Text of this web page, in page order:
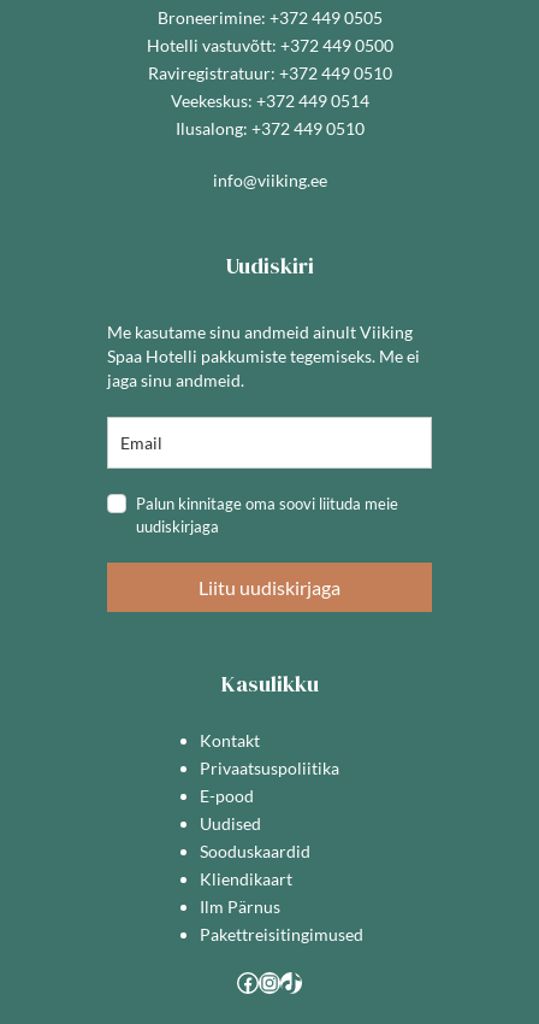
Broneerimine: +372 449 0505
Hotelli vastuvõtt: +372 449 0500
Raviregistratuur: +372 449 0510
Veekeskus: +372 449 0514
Ilusalong: +372 449 0510
info@viiking.ee
Uudiskiri
Me kasutame sinu andmeid ainult Viiking
Spaa Hotelli pakkumiste tegemiseks. Me ei
jaga sinu andmeid.
Palun kinnitage oma soovi liituda meie
uudiskirjaga
Liitu uudiskirjaga
Kasulikku
Kontakt
Privaatsuspoliitika
E-pood
Uudised
Sooduskaardid
Kliendikaart
Ilm Pärnus
Pakettreisitingimused
Facebook
Instagram
TikTok